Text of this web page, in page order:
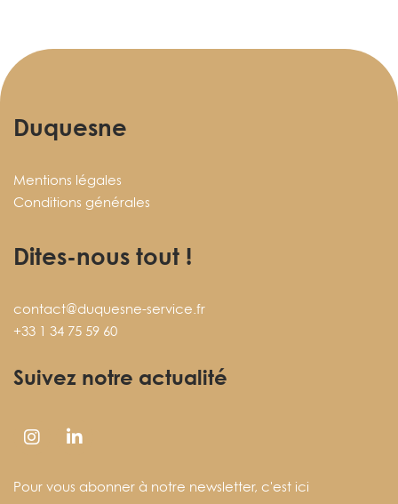
Duquesne
Mentions légales
Conditions générales
Dites-nous tout !
contact@duquesne-service.fr
+33 1 34 75 59 60
Suivez notre actualité
Pour vous abonner à notre newsletter, c'est ici